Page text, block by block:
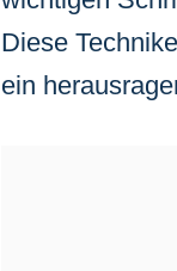
Diese
ein